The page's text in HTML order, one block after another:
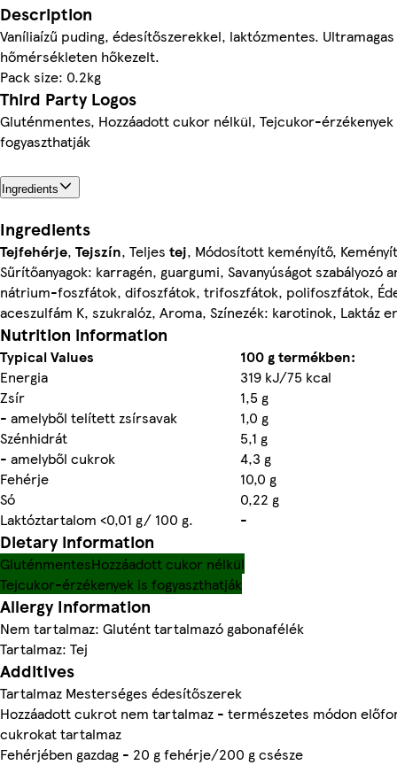
Description
Vaníliaízű puding, édesítőszerekkel, laktózmentes. Ultramagas
hőmérsékleten hőkezelt.
Pack size: 0.2kg
Third Party Logos
Gluténmentes, Hozzáadott cukor nélkül, Tejcukor-érzékenyek
fogyaszthatják
Ingredients
Ingredients
Tejfehérje, Tejszín, Teljes tej, Módosított keményítő,
Sűrítőanyagok: karragén, guargumi, Savanyúságot szabályozó
nátrium-foszfátok, difoszfátok, trifoszfátok, polifoszfátok,
aceszulfám K, szukralóz, Aroma, Színezék: karotinok, Laktáz
Nutrition information
Typical Values
100 g termékben:
Energia
319 kJ/75 kcal
Zsír
1,5 g
- amelyből telített zsírsavak
1,0 g
Szénhidrát
5,1 g
- amelyből cukrok
4,3 g
Fehérje
10,0 g
Só
0,22 g
Laktóztartalom <0,01 g/ 100 g.
-
Dietary information
GluténmentesHozzáadott cukor nélkül
Tejcukor-érzékenyek is fogyaszthatják
Allergy Information
Nem tartalmaz: Glutént tartalmazó gabonafélék
Tartalmaz: Tej
Additives
Tartalmaz Mesterséges édesítőszerek
Hozzáadott cukrot nem tartalmaz - természetes módon
cukrokat tartalmaz
Fehérjében gazdag - 20 g fehérje/200 g csésze